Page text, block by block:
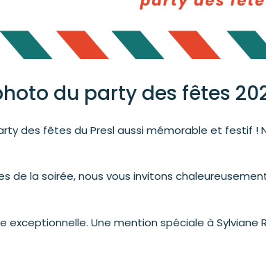
du party des fêtes
des fêtes du Presl aussi mémorable et festif
de la soirée, nous vous invitons
Une mention spéciale à Sylviane